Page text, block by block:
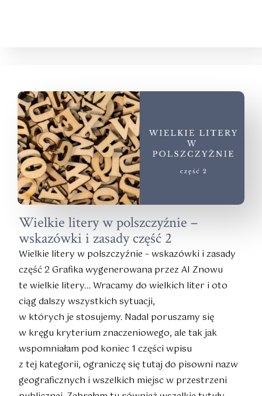
Wielkie litery w polszczyźnie –
wskazówki i zasady część 2
Wielkie litery w polszczyźnie – wskazówki i zasady
część 2 Grafika wygenerowana przez AI Znowu
te wielkie litery… Wracamy do wielkich liter i oto
ciąg dalszy wszystkich sytuacji,
w których je stosujemy. Nadal poruszamy się
w kręgu kryterium znaczeniowego, ale tak jak
wspomniałam pod koniec 1 części wpisu
z tej kategorii, ograniczę się tutaj do pisowni nazw
geograficznych i wszelkich miejsc w przestrzeni